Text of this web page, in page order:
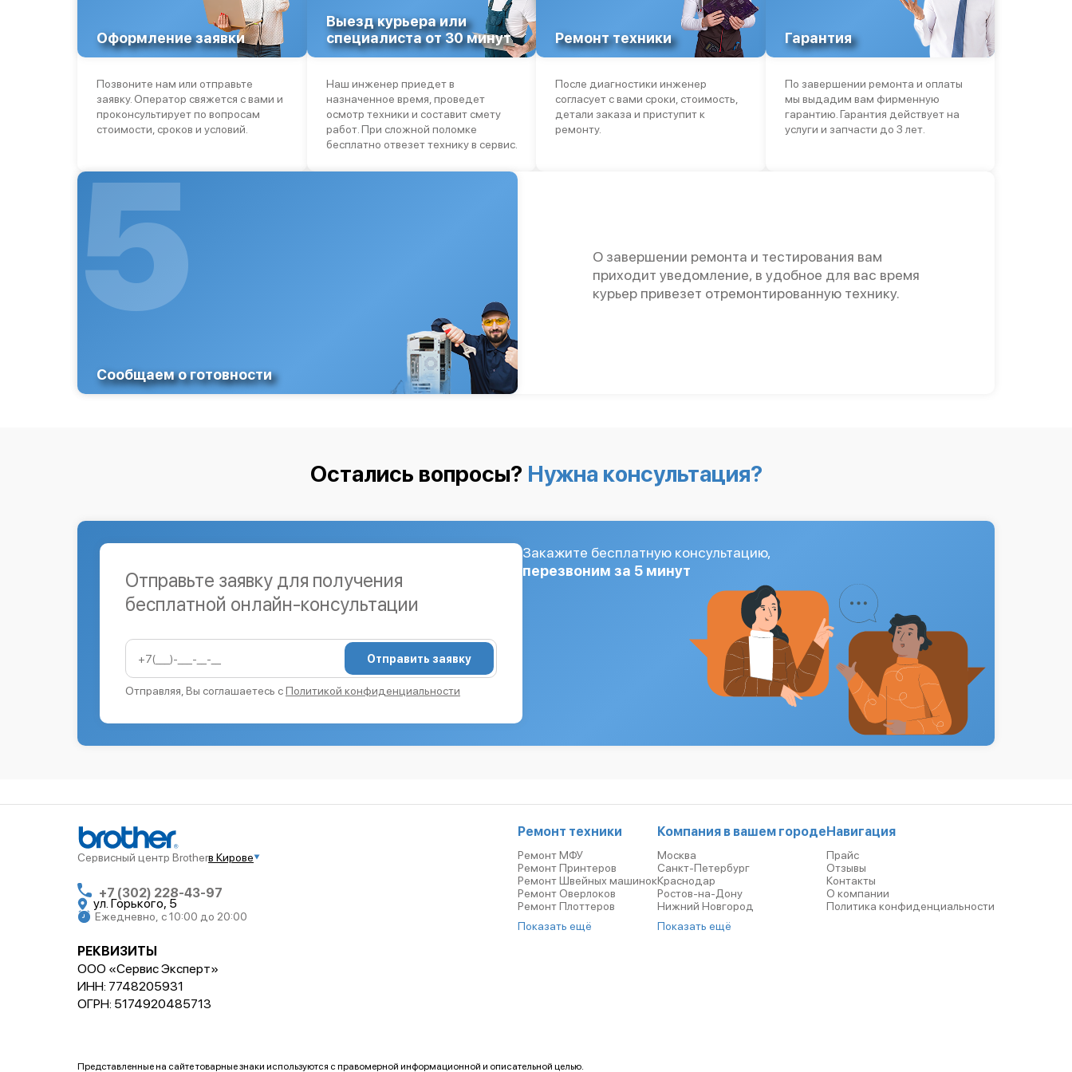
Оформление заявки
Позвоните нам или отправьте
заявку. Оператор свяжется с вами и
проконсультирует по вопросам
стоимости, сроков и условий.
Выезд курьера или
специалиста от 30 минут
Наш инженер приедет в
назначенное время, проведет
осмотр техники и составит смету
работ. При сложной поломке
бесплатно отвезет технику в сервис.
Ремонт техники
После диагностики инженер
согласует с вами сроки, стоимость,
детали заказа и приступит к
ремонту.
Гарантия
По завершении ремонта и оплаты
мы выдадим вам фирменную
гарантию. Гарантия действует на
услуги и запчасти до 3 лет.
5
Сообщаем о готовности
О завершении ремонта и тестирования вам
приходит уведомление, в удобное для вас время
курьер привезет отремонтированную технику.
Остались вопросы? Нужна консультация?
Отправьте заявку для получения
бесплатной онлайн-консультации
Отправить заявку
Отправляя, Вы соглашаетесь сПолитикой конфиденциальности
Закажите бесплатную консультацию,
перезвоним за 5 минут
Сервисный центр Brotherв Кирове
+7 (302) 228-43-97
ул. ​Горького, 5
Ежедневно, с 10:00 до 20:00
РЕКВИЗИТЫ
ООО «Сервис Эксперт»
ИНН: 7748205931
ОГРН: 5174920485713
Ремонт техники
Ремонт МФУ
Ремонт Принтеров
Ремонт Швейных машинок
Ремонт Оверлоков
Ремонт Плоттеров
Показать ещё
Компания в вашем городе
Москва
Санкт-Петербург
Краснодар
Ростов-на-Дону
Нижний Новгород
Показать ещё
Навигация
Прайс
Отзывы
Контакты
О компании
Политика конфиденциальности
Представленные на сайте товарные знаки используются с правомерной информационной и описательной целью.